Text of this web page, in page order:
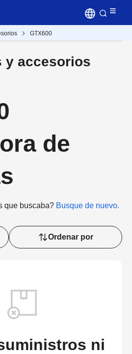
GTX600
y accesorios
de
que buscaba? Busque de nuevo.
Ordenar por
ni